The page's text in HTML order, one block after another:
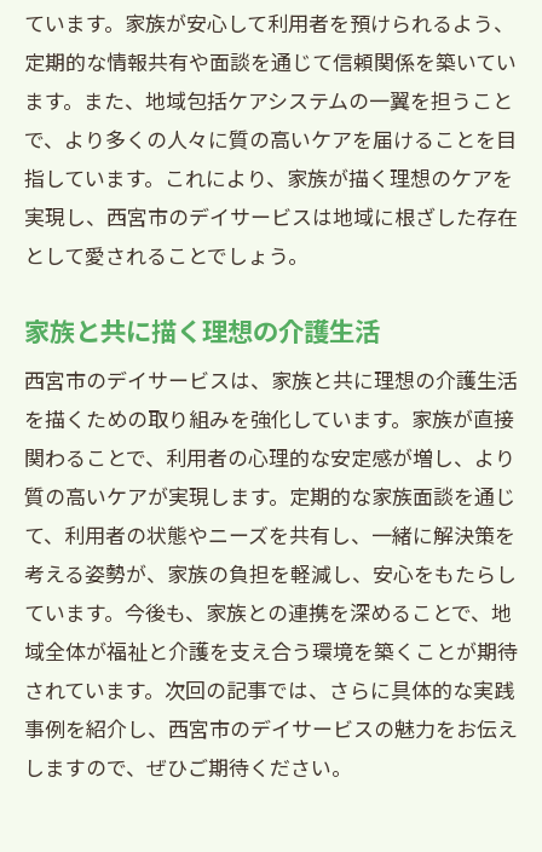
ています。家族が安心して利用者を預けられるよう、
定期的な情報共有や面談を通じて信頼関係を築いてい
ます。また、地域包括ケアシステムの一翼を担うこと
で、より多くの人々に質の高いケアを届けることを目
指しています。これにより、家族が描く理想のケアを
実現し、西宮市のデイサービスは地域に根ざした存在
として愛されることでしょう。
家族と共に描く理想の介護生活
西宮市のデイサービスは、家族と共に理想の介護生活
を描くための取り組みを強化しています。家族が直接
関わることで、利用者の心理的な安定感が増し、より
質の高いケアが実現します。定期的な家族面談を通じ
て、利用者の状態やニーズを共有し、一緒に解決策を
考える姿勢が、家族の負担を軽減し、安心をもたらし
ています。今後も、家族との連携を深めることで、地
域全体が福祉と介護を支え合う環境を築くことが期待
されています。次回の記事では、さらに具体的な実践
事例を紹介し、西宮市のデイサービスの魅力をお伝え
しますので、ぜひご期待ください。